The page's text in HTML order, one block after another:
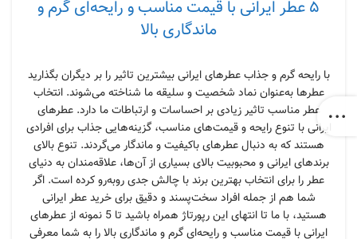
۵ عطر ایرانی با قیمت مناسب و رایحه‌ای گرم و
ماندگاری بالا
با رایحه گرم و جذاب عطرهای ایرانی بیشترین تاثیر را بر دیگران بگذارید
عطرها به‌عنوان نماد شخصیت و سلیقه ما شناخته می‌شوند. انتخاب
عطر مناسب تاثیر زیادی بر احساسات و ارتباطات ما دارد. عطرهای
ایرانی با تنوع رایحه و قیمت‌های مناسب، گزینه‌هایی جذاب برای افرادی
هستند که به دنبال عطرهای باکیفیت و ماندگار می‌گردند. تنوع بالای
برندهای ایرانی و محبوبیت بالای بسیاری از آن‌ها، علاقه‌مندان به دنیای
عطر را برای انتخاب بهترین برند با چالش جدی روبه‌رو کرده است. اگر
شما هم از جمله افراد سخت‌پسند و دقیق برای خرید عطر ایرانی
هستید، با ما تا انتهای این رپورتاژ همراه باشید تا 5 نمونه از عطرهای
ایرانی با قیمت مناسب و رایحه‌ای گرم و ماندگاری بالا را به شما معرفی